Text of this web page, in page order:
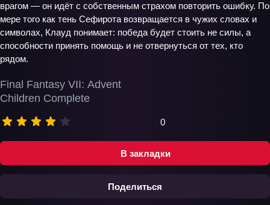
В закладки
Поделиться
Final Fantasy VII: Advent
Children Complete
0
врагом — он идёт с собственным страхом повторить ошибку. По
мере того как тень Сефирота возвращается в чужих словах и
символах, Клауд понимает: победа будет стоить не силы, а
способности принять помощь и не отвернуться от тех, кто
рядом.